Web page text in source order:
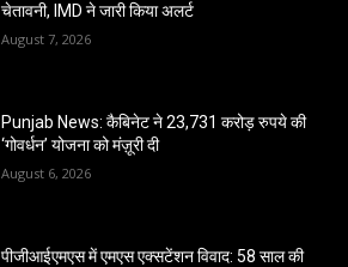
चेतावनी, IMD ने जारी किया अलर्ट
August 7, 2026
Punjab News: कैबिनेट ने 23,731 करोड़ रुपये की
‘गोवर्धन’ योजना को मंज़ूरी दी
August 6, 2026
पीजीआईएमएस में एमएस एक्सटेंशन विवाद: 58 साल की